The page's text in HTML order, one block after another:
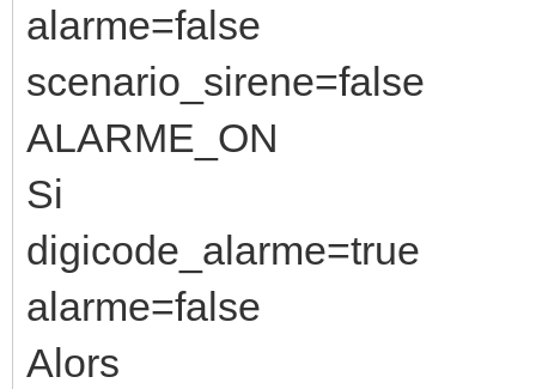
alarme=false
scenario_sirene=false
ALARME_ON
Si
digicode_alarme=true
alarme=false
Alors